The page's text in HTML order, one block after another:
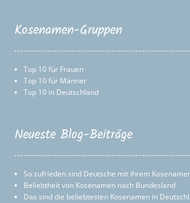
Kosenamen-Gruppen
Top 10 für Frauen
Top 10 für Männer
Top 10 in Deutschland
Neueste Blog-Beiträge
So zufrieden sind Deutsche mit ihrem
Beliebtheit von Kosenamen nach Bundesland
Das sind die beliebtesten Kosenamen in